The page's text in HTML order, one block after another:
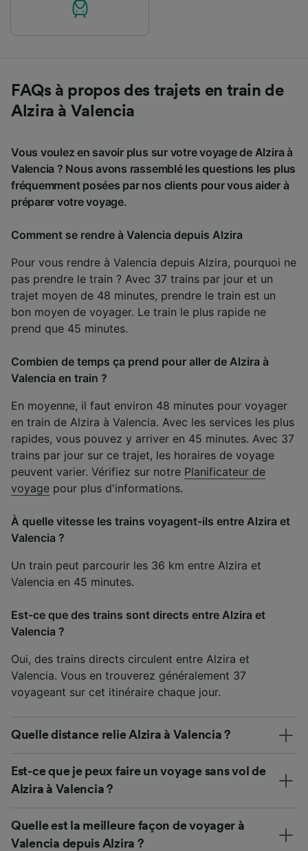
FAQs à propos des trajets en train de
Alzira à Valencia
Vous voulez en savoir plus sur votre voyage de Alzira à
Valencia ? Nous avons rassemblé les questions les plus
fréquemment posées par nos clients pour vous aider à
préparer votre voyage.
Comment se rendre à Valencia depuis Alzira
Pour vous rendre à Valencia depuis Alzira, pourquoi ne
pas prendre le train ? Avec 37 trains par jour et un
trajet moyen de 48 minutes, prendre le train est un
bon moyen de voyager. Le train le plus rapide ne
prend que 45 minutes.
Combien de temps ça prend pour aller de Alzira à
Valencia en train ?
En moyenne, il faut environ 48 minutes pour voyager
en train de Alzira à Valencia. Avec les services les plus
rapides, vous pouvez y arriver en 45 minutes. Avec 37
trains par jour sur ce trajet, les horaires de voyage
peuvent varier. Vérifiez sur notre Planificateur de
voyage pour plus d'informations.
À quelle vitesse les trains voyagent-ils entre Alzira et
Valencia ?
Un train peut parcourir les 36 km entre Alzira et
Valencia en 45 minutes.
Est-ce que des trains sont directs entre Alzira et
Valencia ?
Oui, des trains directs circulent entre Alzira et
Valencia. Vous en trouverez généralement 37
voyageant sur cet itinéraire chaque jour.
Quelle distance relie Alzira à Valencia ?
Est-ce que je peux faire un voyage sans vol de
Alzira à Valencia ?
Quelle est la meilleure façon de voyager à
Valencia depuis Alzira ?